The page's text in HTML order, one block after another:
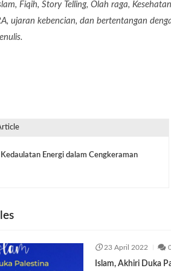
Fiqih, Story Telling, Olah raga,
ujaran kebencian, dan bertentangan
Kedaulatan Energi dalam Cengkeraman
23 April 2022
Islam, Akhiri Duka